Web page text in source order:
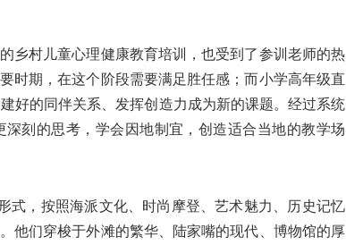
乡村儿童心理健康教育培训，也受到了参训老师的热
时期，在这个阶段需要满足胜任感；而小学高年级直
建好的同伴关系、发挥创造力成为新的课题。经过系统
刻的思考，学会因地制宜，创造适合当地的教学场
式，按照海派文化、时尚摩登、艺术魅力、历史记忆
他们穿梭于外滩的繁华、陆家嘴的现代、博物馆的厚